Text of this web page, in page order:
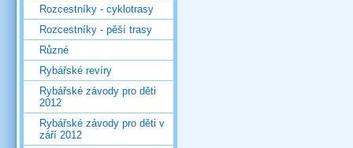
Rozcestníky - cyklotrasy
Rozcestníky - pěší trasy
Různé
Rybářské revíry
Rybářské závody pro děti
2012
Rybářské závody pro děti v
září 2012